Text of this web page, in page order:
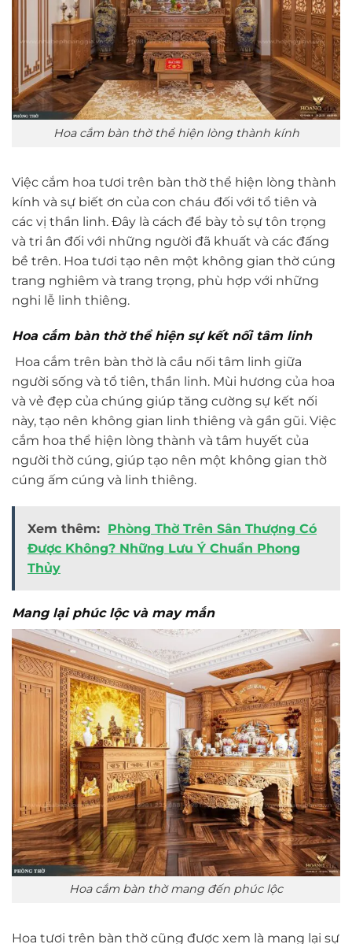
Hoa cắm bàn thờ thể hiện lòng thành kính
Việc cắm hoa tươi trên bàn thờ thể hiện lòng thành
kính và sự biết ơn của con cháu đối với tổ tiên và
các vị thần linh. Đây là cách để bày tỏ sự tôn trọng
và tri ân đối với những người đã khuất và các đấng
bề trên. Hoa tươi tạo nên một không gian thờ cúng
trang nghiêm và trang trọng, phù hợp với những
nghi lễ linh thiêng.
Hoa cắm bàn thờ thể hiện sự kết nối tâm linh
Hoa cắm trên bàn thờ là cầu nối tâm linh giữa
người sống và tổ tiên, thần linh. Mùi hương của hoa
và vẻ đẹp của chúng giúp tăng cường sự kết nối
này, tạo nên không gian linh thiêng và gần gũi. Việc
cắm hoa thể hiện lòng thành và tâm huyết của
người thờ cúng, giúp tạo nên một không gian thờ
cúng ấm cúng và linh thiêng.
Xem thêm: Phòng Thờ Trên Sân Thượng Có
Được Không? Những Lưu Ý Chuẩn Phong
Thủy
Mang lại phúc lộc và may mắn
Hoa cắm bàn thờ mang đến phúc lộc
Hoa tươi trên bàn thờ cũng được xem là mang lại sự